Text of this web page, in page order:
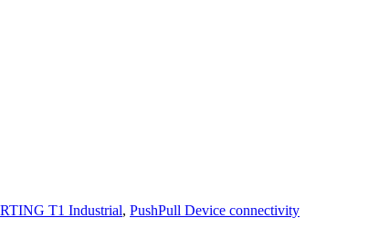
T1 Industrial, PushPull Device connectivity